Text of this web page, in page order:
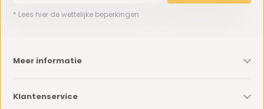
* Lees hier de wettelijke beperkingen
Meer informatie
Klantenservice